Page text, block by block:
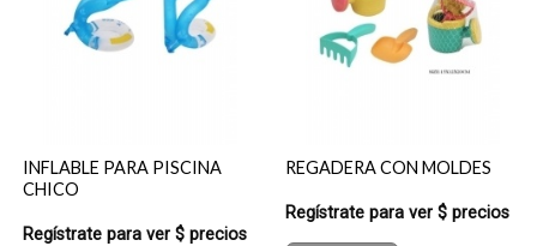
INFLABLE PARA PISCINA
CHICO
Regístrate para ver $ precios
REGADERA CON MOLDES
Regístrate para ver $ precios